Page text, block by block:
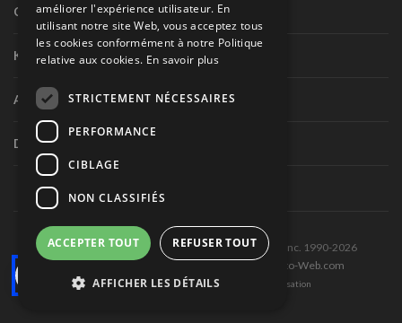
Circuit routier canadien
Karting
Autres séries nationales
Divers
Tous droits réservés © Les Éditions Pole-Position inc. 1990-2026
Ce site est produit et hébergé par Montréal-Photo-Web.com
Politique de confidentialité et Conditions d’utilisation
améliorer l'expérience utilisateur. En
utilisant notre site Web, vous acceptez tous
les cookies conformément à notre Politique
relative aux cookies. En savoir plus
STRICTEMENT NÉCESSAIRES
PERFORMANCE
CIBLAGE
NON CLASSIFIÉS
ACCEPTER TOUT REFUSER TOUT
AFFICHER LES DÉTAILS